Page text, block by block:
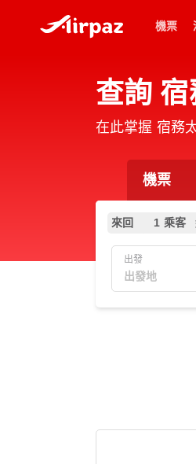
機票
查詢
在此掌握 宿務
機票
來回 1 乘客
出發